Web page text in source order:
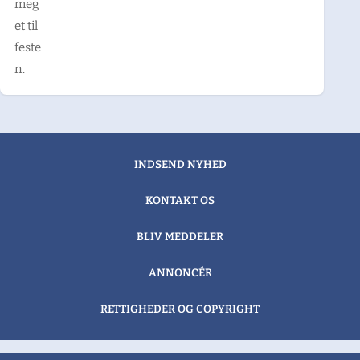
meg
et til
feste
n.
INDSEND NYHED
KONTAKT OS
BLIV MEDDELER
ANNONCÉR
RETTIGHEDER OG COPYRIGHT